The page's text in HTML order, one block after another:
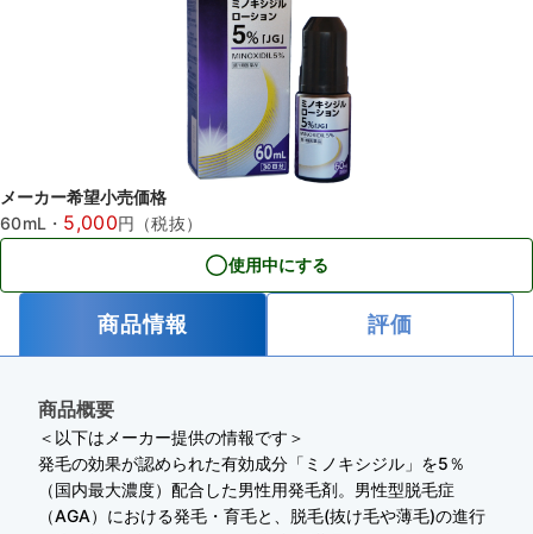
メーカー希望小売価格
60mL ・ 5,000円（税抜）
使用中にする
商品情報 評価
商品概要
＜以下はメーカー提供の情報です＞
発毛の効果が認められた有効成分「ミノキシジル」を5％
（国内最大濃度）配合した男性用発毛剤。男性型脱毛症
（AGA）における発毛・育毛と、脱毛(抜け毛や薄毛)の進行